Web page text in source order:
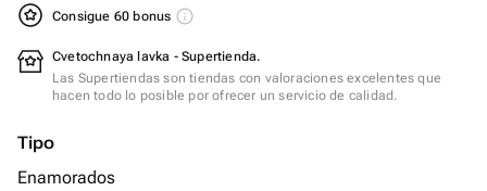
Consigue 60 bonus
Cvetochnaya lavka - Supertienda.
Las Supertiendas son tiendas con valoraciones excelentes que
hacen todo lo posible por ofrecer un servicio de calidad.
Tipo
Enamorados